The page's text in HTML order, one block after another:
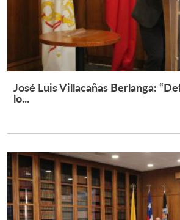
José Luis Villacañas Berlanga:
lo...